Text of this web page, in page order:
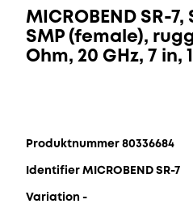
MICROBEND SR-
SMP (female),
Ohm, 20 GHz, 7 in,
Produktnummer 80336684
Identifier MICROBEND SR-7
Variation -